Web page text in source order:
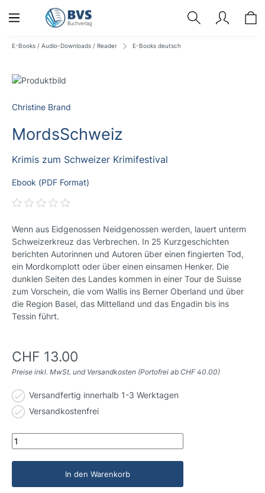
E-Books / Audio-Downloads / Reader E-Books deutsch
Christine Brand
MordsSchweiz
Krimis zum Schweizer Krimifestival
Ebook (PDF Format)
Wenn aus Eidgenossen Neidgenossen werden, lauert unterm
Schweizerkreuz das Verbrechen. In 25 Kurzgeschichten
berichten Autorinnen und Autoren über einen fingierten Tod,
ein Mordkomplott oder über einen einsamen Henker. Die
dunklen Seiten des Landes kommen in einer Tour de Suisse
zum Vorschein, die vom Wallis ins Berner Oberland und über
die Region Basel, das Mittelland und das Engadin bis ins
Tessin führt.
CHF 13.00
Preise inkl. MwSt. und Versandkosten (Portofrei ab CHF 40.00)
Versandfertig innerhalb 1-3 Werktagen
Versandkostenfrei
In den Warenkorb